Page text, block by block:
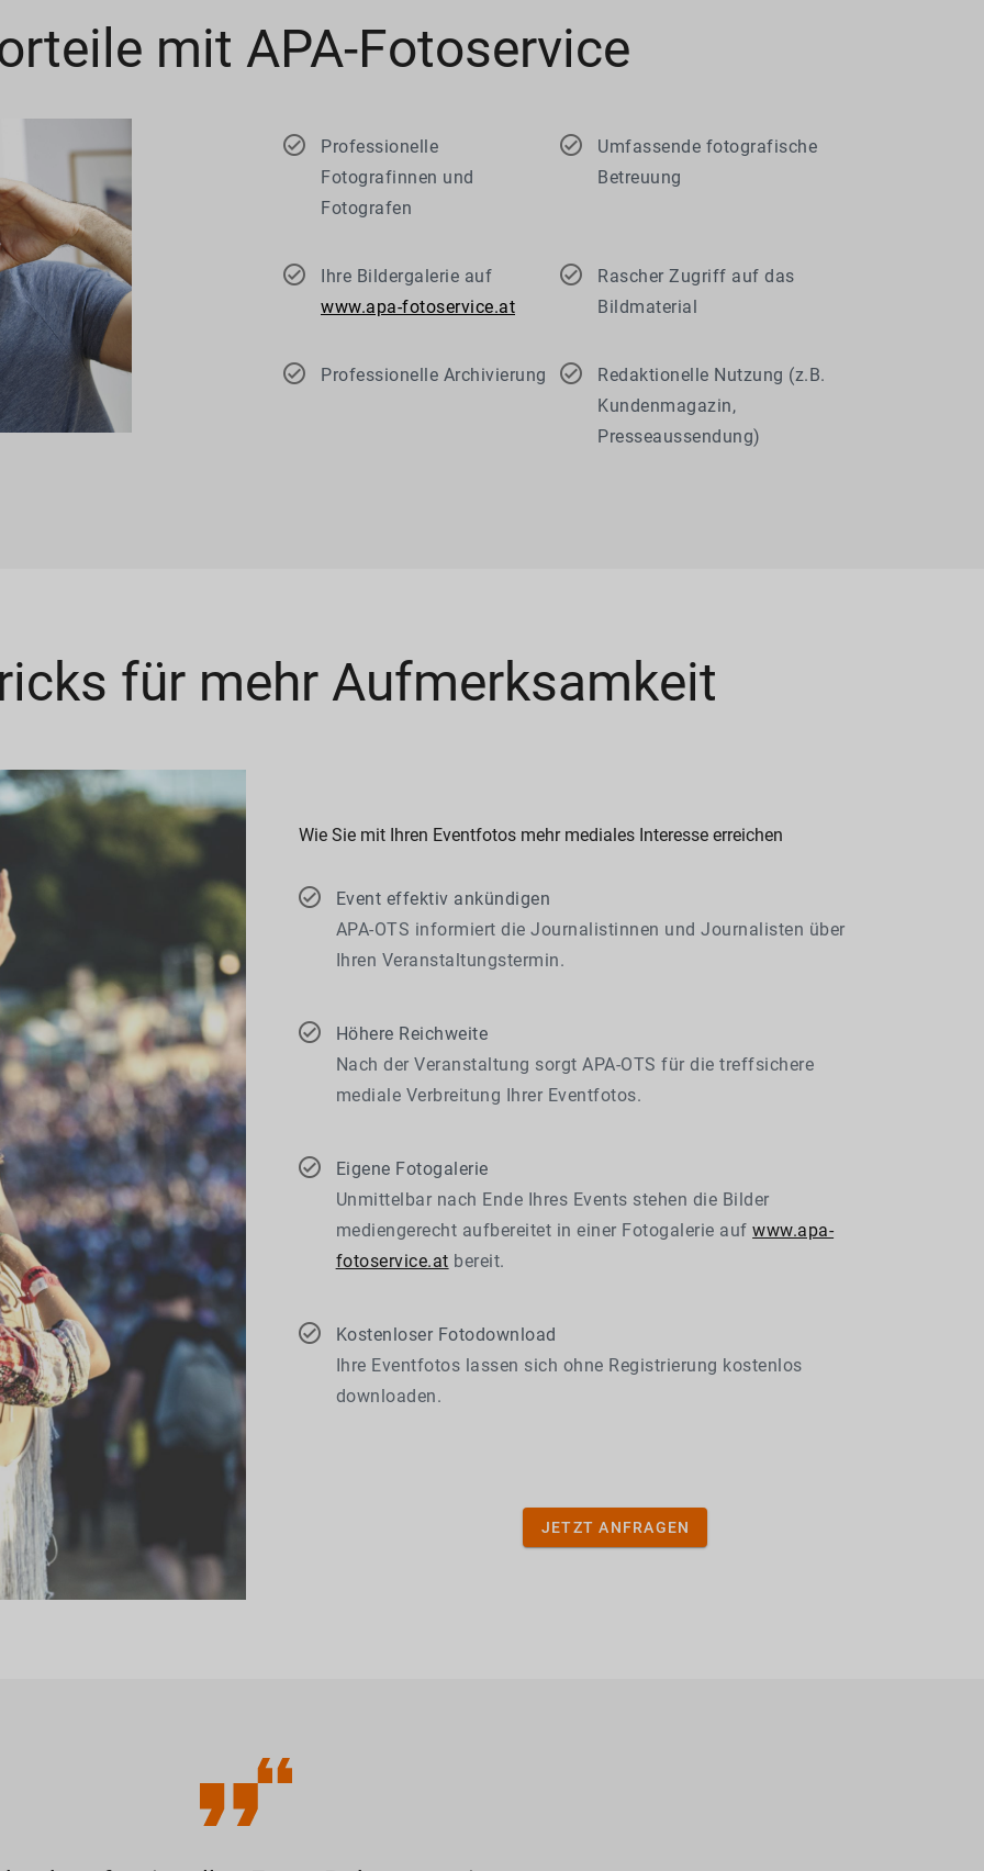
mit APA-Fotoservice
Professionelle
Fotografinnen und
Fotografen
Umfassende fotografische
Betreuung
Ihre Bildergalerie auf
www.apa-fotoservice.at
Rascher Zugriff auf das
Bildmaterial
Professionelle Archivierung
Redaktionelle Nutzung (z.B.
Kundenmagazin,
Presseaussendung)
für mehr Aufmerksamkeit
Wie Sie mit Ihren Eventfotos mehr mediales Interesse erreichen
Event effektiv ankündigen
APA-OTS informiert die Journalistinnen und Journalisten über
Ihren Veranstaltungstermin.
Höhere Reichweite
Nach der Veranstaltung sorgt APA-OTS für die treffsichere
mediale Verbreitung Ihrer Eventfotos.
Eigene Fotogalerie
Unmittelbar nach Ende Ihres Events stehen die Bilder
mediengerecht aufbereitet in einer Fotogalerie aufwww.apa-
fotoservice.at bereit.
Kostenloser Fotodownload
Ihre Eventfotos lassen sich ohne Registrierung kostenlos
downloaden.
JETZT ANFRAGEN
und Kunden berichten